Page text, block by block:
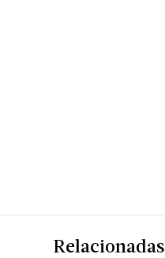
Relacionadas